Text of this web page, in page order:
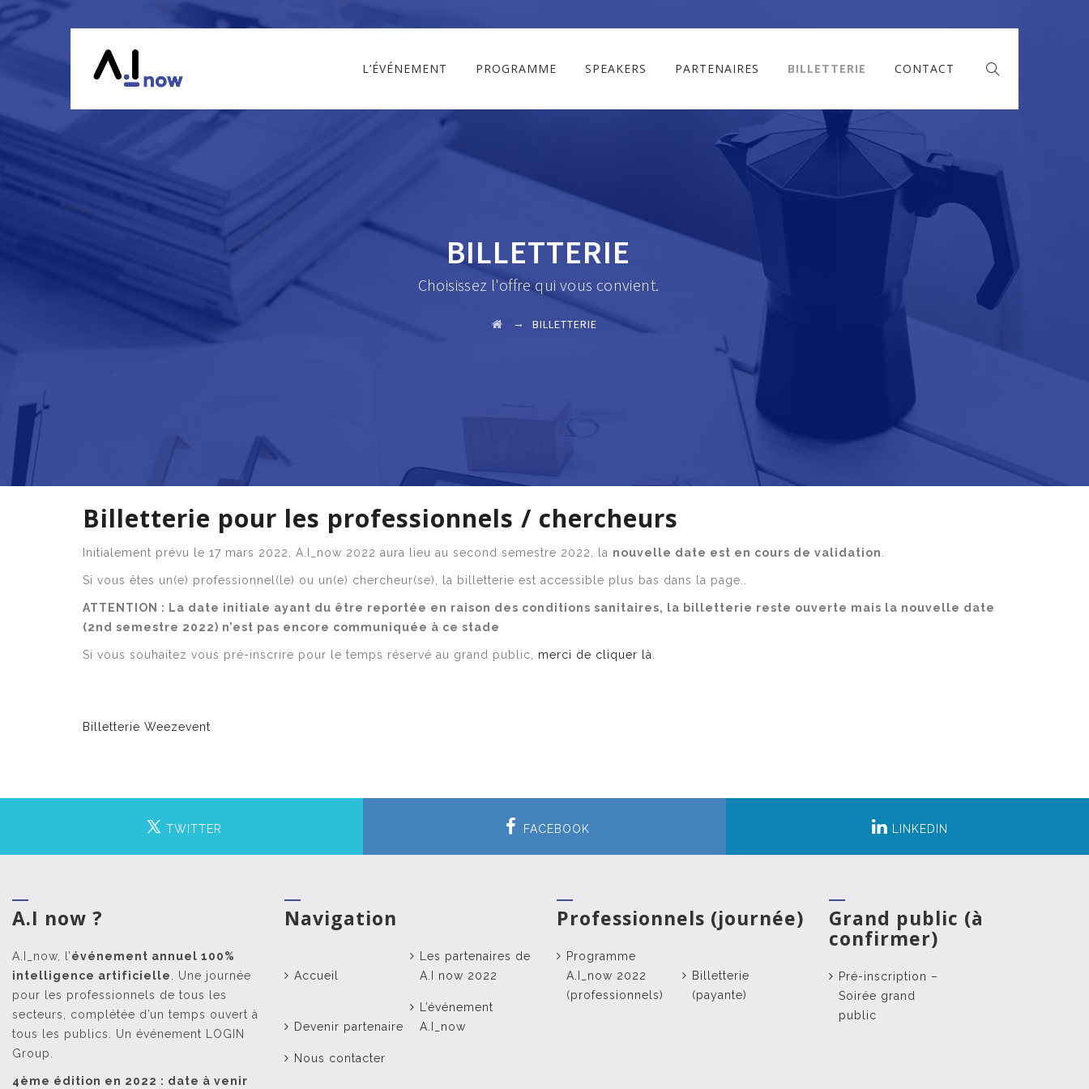
L’ÉVÉNEMENT PROGRAMME SPEAKERS PARTENAIRES BILLETTERIE CONTACT
BILLETTERIE
Choisissez l'offre qui vous convient.
→ BILLETTERIE
Billetterie pour les professionnels / chercheurs
Initialement prévu le 17 mars 2022, A.I_now 2022 aura lieu au second semestre 2022, la nouvelle date est en cours de validation
Si vous êtes un(e) professionnel(le) ou un(e) chercheur(se), la billetterie est accessible plus bas dans la page..
ATTENTION : La date initiale ayant du être reportée en raison des conditions sanitaires, la billetterie reste ouverte mais la nouvelle date
(2nd semestre 2022) n’est pas encore communiquée à ce stade
Si vous souhaitez vous pré-inscrire pour le temps réservé au grand public, merci de cliquer là
Billetterie Weezevent
TWITTER FACEBOOK LINKEDIN
A.I now ?
A.I_now, l’événement annuel 100%
intelligence artificielle
. Une journée
pour les professionnels de tous les
secteurs, complétée d’un temps ouvert à
tous les publics. Un événement LOGIN
Group.
4ème édition en 2022 : date à venir
Navigation
Accueil
Les partenaires de
A.I now 2022
Devenir partenaire
L’événement
A.I_now
Nous contacter
Professionnels (journée)
Programme
A.I_now 2022
(professionnels)
Billetterie
(payante)
Grand public (à
confirmer)
Pré-inscription –
Soirée grand
public